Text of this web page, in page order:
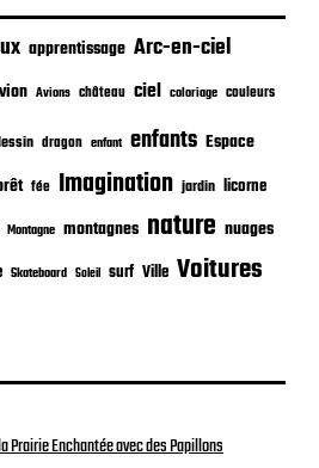
apprentissage Arc-en-ciel
Avions château ciel coloriage couleurs
dragon enfant enfants Espace
fée Imagination jardin licorne
Montagne montagnes nature nuages
Skateboard Soleil surf Ville Voitures
Prairie Enchantée avec des Papillons